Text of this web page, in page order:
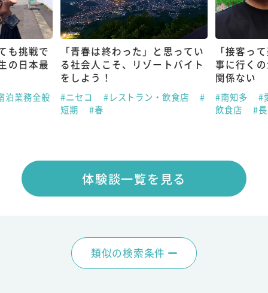
も挑戦で
の日本最
泊業務全般
「青春は終わった」と思ってい
る社会人こそ、リゾートバイト
をしよう！
#ニセコ #レストラン・飲食店
#
短期
#春
「接客っ
事に行く
関係ない
#南知多
#
飲食店
#
体験談一覧を見る
類似の検索条件